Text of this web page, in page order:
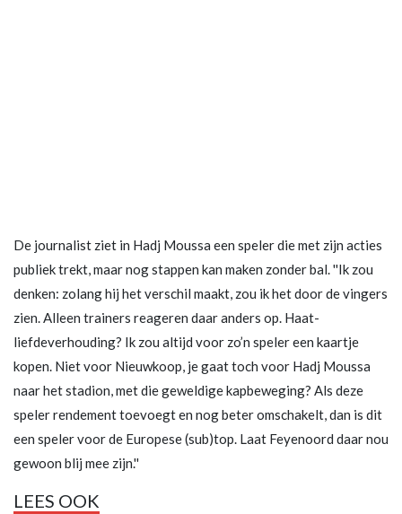
De journalist ziet in Hadj Moussa een speler die met zijn acties
publiek trekt, maar nog stappen kan maken zonder bal. ''Ik zou
denken: zolang hij het verschil maakt, zou ik het door de vingers
zien. Alleen trainers reageren daar anders op. Haat-
liefdeverhouding? Ik zou altijd voor zo’n speler een kaartje
kopen. Niet voor Nieuwkoop, je gaat toch voor Hadj Moussa
naar het stadion, met die geweldige kapbeweging? Als deze
speler rendement toevoegt en nog beter omschakelt, dan is dit
een speler voor de Europese (sub)top. Laat Feyenoord daar nou
gewoon blij mee zijn.''
LEES OOK